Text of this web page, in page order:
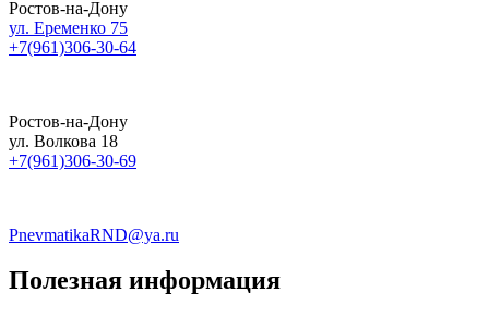
Ростов-на-Дону
ул. Еременко 75
+7(961)306-30-64
Ростов-на-Дону
ул. Волкова 18
+7(961)306-30-69
PnevmatikaRND@ya.ru
Полезная информация